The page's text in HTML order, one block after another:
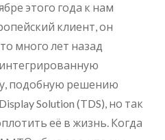
этого года к нам
клиент, он
много лет назад
подобную решению
Solution (TDS), но так
её в жизнь. Когда